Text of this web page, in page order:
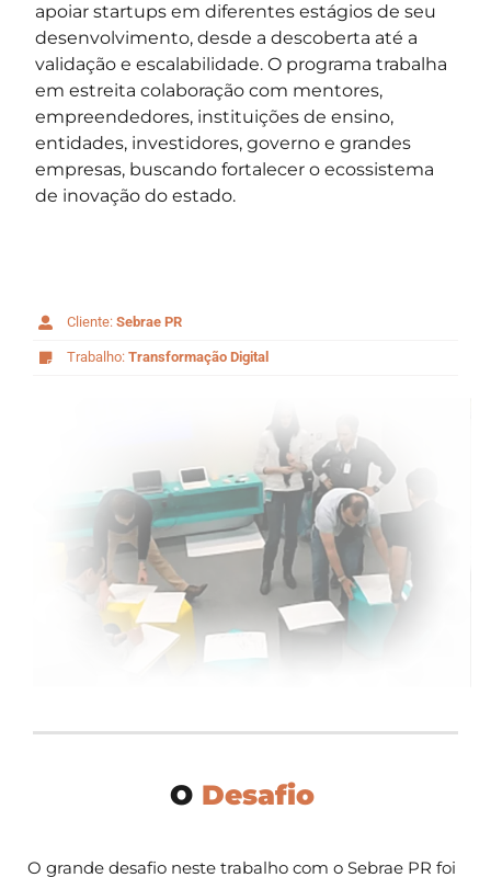
apoiar startups em diferentes estágios de seu
desenvolvimento, desde a descoberta até a
validação e escalabilidade. O programa trabalha
em estreita colaboração com mentores,
empreendedores, instituições de ensino,
entidades, investidores, governo e grandes
empresas, buscando fortalecer o ecossistema
de inovação do estado.
Cliente:Sebrae PR
Trabalho: Transformação Digital
O Desafio
O grande desafio neste trabalho com o Sebrae PR foi